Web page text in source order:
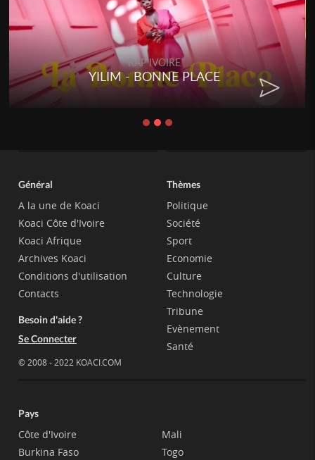
RAP IVOIRE
YILIM - BONNE PLACE
Général
A la une de Koaci
Koaci Côte d'Ivoire
Koaci Afrique
Archives Koaci
Conditions d'utilisation
Contacts
Besoin d'aide ?
Se Connecter
© 2008 - 2022 KOACI.COM
Thèmes
Politique
Société
Sport
Economie
Culture
Technologie
Tribune
Evènement
Santé
Pays
Côte d'Ivoire
Burkina Faso
Mali
Togo